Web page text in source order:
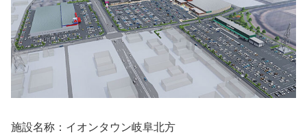
施設名称：イオンタウン岐阜北方